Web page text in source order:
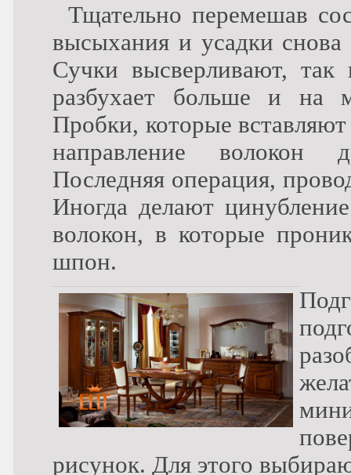
Тщательно перемешав
высыхания и усадки
Сучки высверливают,
разбухает больше и на
Пробки, которые
направление волокон
Последняя операция,
Иногда делают
волокон, в которые
шпон.
рисунок. Для этого